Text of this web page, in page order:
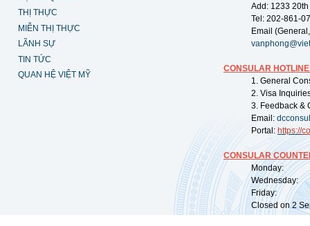
THỊ THỰC
MIỄN THỊ THỰC
LÃNH SỰ
TIN TỨC
QUAN HỆ VIỆT MỸ
Add: 1233
Tel: 202-861-
Email
CONSULAR
1. General
2. Visa
3. Feedback &
Email:
Portal: https://
CONSULAR
Monday:
Wednesday:
Friday:
Closed on 2